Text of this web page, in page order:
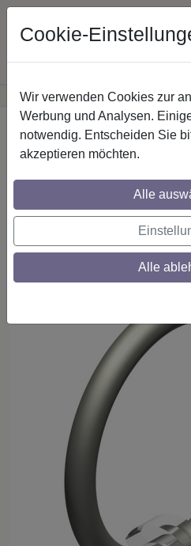
Günstige Versandkosten
Startseite
Gardinenstangen
Gardinenstangen-Zubehör
Ringe (Rundringe) mit
H16 aus Metall in
Gardinenstangen 16
Cookie-
Wir verwenden Cookies zur
Werbung und Analysen.
notwendig. Entscheiden Sie
akzeptieren möchten.
Alle
Alle